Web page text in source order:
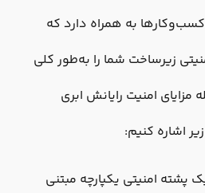
کسب‌وکارها به همراه دارد که
زیرساخت شما را به‌طور کلی
مزایای امنیت رایانش ابری
اشاره کنیم:
پشته امنیتی یکپارچه مبتنی